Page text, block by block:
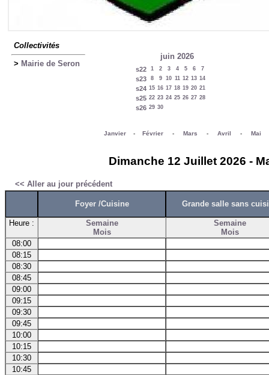
Collectivités
> Mairie de Seron
juin 2026
s22 1 2 3 4 5 6 7
s23 8 9 10 11 12 13 14
s24 15 16 17 18 19 20 21
s25 22 23 24 25 26 27 28
s26 29 30
Janvier- Février- Mars - Avril - Mai
Dimanche 12 Juillet 2026 -
<< Aller au jour précédent
Foyer /Cuisine Grande salle sans
Heure :
Semaine
Mois
Semaine
Mois
08:00
08:15
08:30
08:45
09:00
09:15
09:30
09:45
10:00
10:15
10:30
10:45